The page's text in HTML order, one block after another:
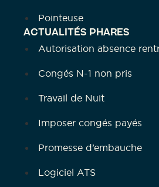
Pointeuse
ACTUALITÉS PHARES
Autorisation absence
Congés N-1 non pris
Travail de Nuit
Imposer congés payés
Promesse d’embauche
Logiciel ATS